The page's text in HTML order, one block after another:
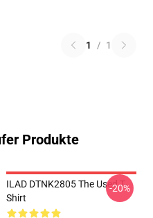
1 / 1
Produkte
ILAD DTNK2805 The Used T-
Shirt
-20%